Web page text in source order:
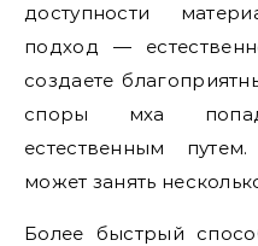
доступности
подход —
создаете
споры мха
естественным
может занять
Более быстрый